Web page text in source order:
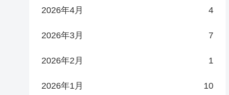
2026年4月 4
2026年3月 7
2026年2月 1
2026年1月 10